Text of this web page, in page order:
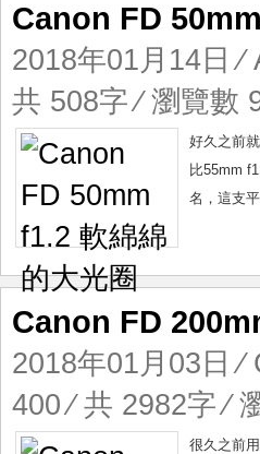
Canon FD
2018年01月14日 ⁄
共 508字 ⁄ 瀏覽數
好久之前
比55mm
名，這支
Canon FD
2018年01月03日 ⁄
400⁄ 共 2982字 ⁄
很久之前